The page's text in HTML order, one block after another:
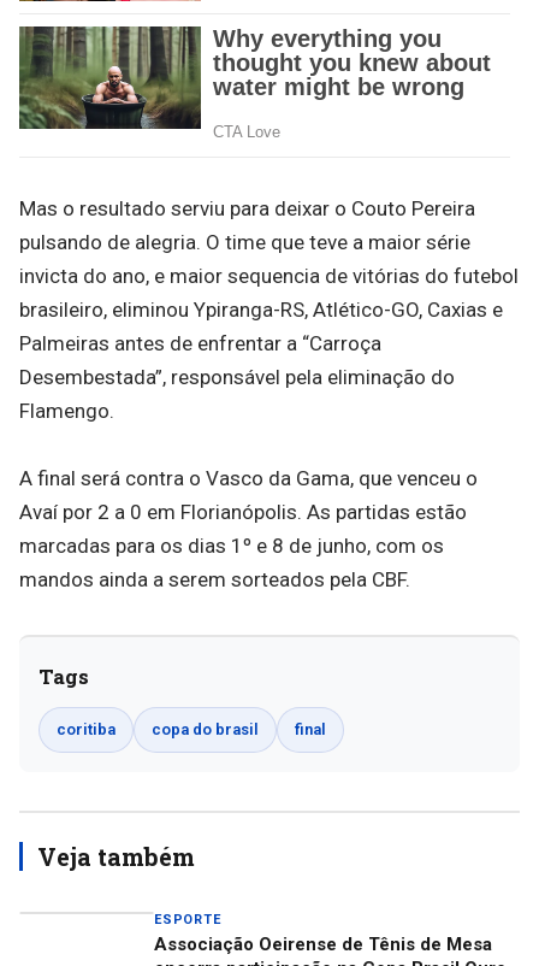
Mas o resultado serviu para deixar o Couto Pereira
pulsando de alegria. O time que teve a maior série
invicta do ano, e maior sequencia de vitórias do futebol
brasileiro, eliminou Ypiranga-RS, Atlético-GO, Caxias e
Palmeiras antes de enfrentar a “Carroça
Desembestada”, responsável pela eliminação do
Flamengo.
A final será contra o Vasco da Gama, que venceu o
Avaí por 2 a 0 em Florianópolis. As partidas estão
marcadas para os dias 1º e 8 de junho, com os
mandos ainda a serem sorteados pela CBF.
Tags
coritiba copa do brasil final
Veja também
ESPORTE
Associação Oeirense de Tênis de Mesa